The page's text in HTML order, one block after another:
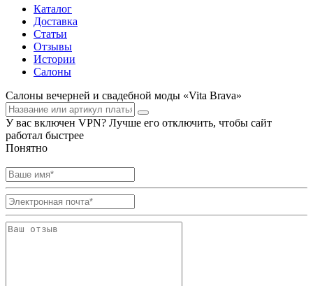
Каталог
Доставка
Статьи
Отзывы
Истории
Салоны
Салоны вечерней и свадебной моды «Vita Brava»
У вас включен VPN? Лучше его отключить, чтобы сайт
работал быстрее
Понятно